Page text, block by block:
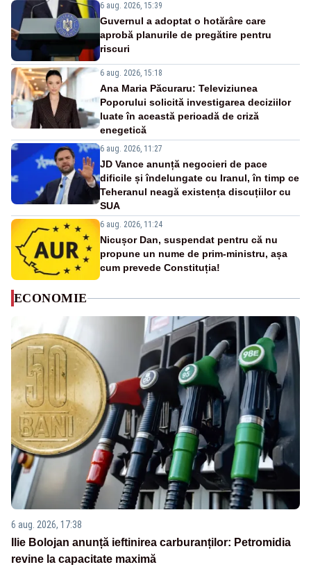
6 aug. 2026, 15:39
Guvernul a adoptat o hotărâre care
aprobă planurile de pregătire pentru
riscuri
6 aug. 2026, 15:18
Ana Maria Păcuraru: Televiziunea
Poporului solicită investigarea deciziilor
luate în această perioadă de criză
enegetică
6 aug. 2026, 11:27
JD Vance anunță negocieri de pace
dificile și îndelungate cu Iranul, în timp ce
Teheranul neagă existența discuțiilor cu
SUA
6 aug. 2026, 11:24
Nicușor Dan, suspendat pentru că nu
propune un nume de prim-ministru, așa
cum prevede Constituția!
ECONOMIE
6 aug. 2026, 17:38
Ilie Bolojan anunță ieftinirea carburanților: Petromidia
revine la capacitate maximă